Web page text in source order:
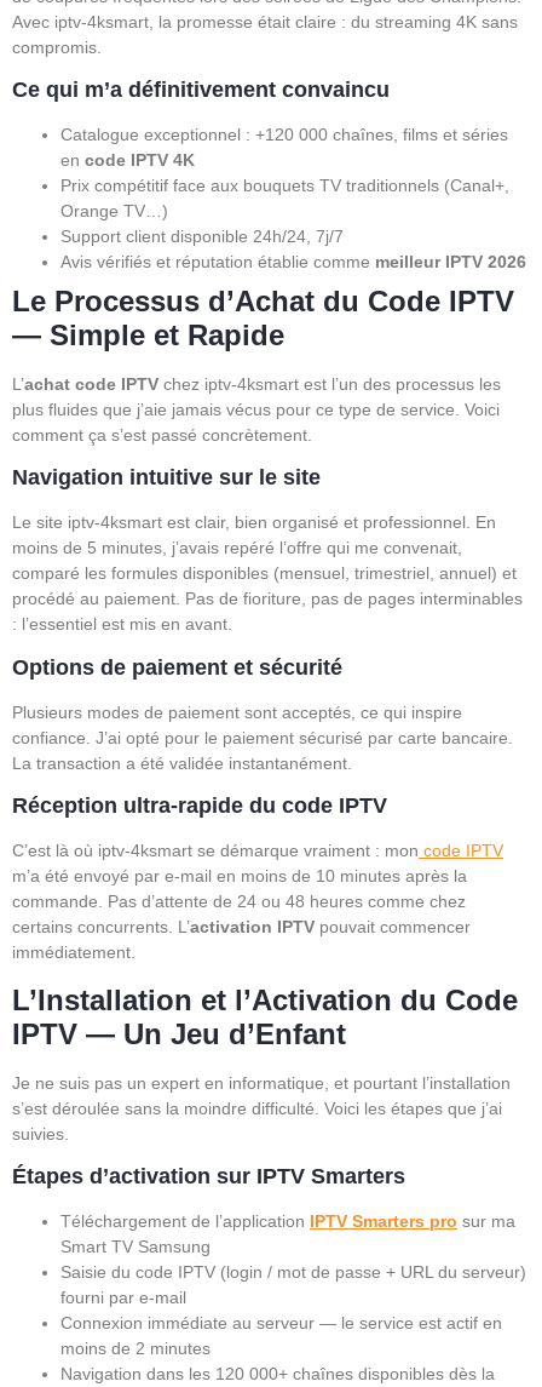
Avec iptv-4ksmart, la promesse était claire : du streaming 4K sans
compromis.
Ce qui m’a définitivement convaincu
Catalogue exceptionnel : +120 000 chaînes, films et séries
en code IPTV 4K
Prix compétitif face aux bouquets TV traditionnels (Canal+,
Orange TV…)
Support client disponible 24h/24, 7j/7
Avis vérifiés et réputation établie comme meilleur IPTV 2026
Le Processus d’Achat du Code IPTV
— Simple et Rapide
L’achat code IPTV chez iptv-4ksmart est l’un des processus les
plus fluides que j’aie jamais vécus pour ce type de service. Voici
comment ça s’est passé concrètement.
Navigation intuitive sur le site
Le site iptv-4ksmart est clair, bien organisé et professionnel. En
moins de 5 minutes, j’avais repéré l’offre qui me convenait,
comparé les formules disponibles (mensuel, trimestriel, annuel) et
procédé au paiement. Pas de fioriture, pas de pages interminables
: l’essentiel est mis en avant.
Options de paiement et sécurité
Plusieurs modes de paiement sont acceptés, ce qui inspire
confiance. J’ai opté pour le paiement sécurisé par carte bancaire.
La transaction a été validée instantanément.
Réception ultra-rapide du code IPTV
C’est là où iptv-4ksmart se démarque vraiment : mon code IPTV
m’a été envoyé par e-mail en moins de 10 minutes après la
commande. Pas d’attente de 24 ou 48 heures comme chez
certains concurrents. L’activation IPTV pouvait commencer
immédiatement.
L’Installation et l’Activation du Code
IPTV — Un Jeu d’Enfant
Je ne suis pas un expert en informatique, et pourtant l’installation
s’est déroulée sans la moindre difficulté. Voici les étapes que j’ai
suivies.
Étapes d’activation sur IPTV Smarters
Téléchargement de l’application IPTV Smarters pro sur ma
Smart TV Samsung
Saisie du code IPTV (login / mot de passe + URL du serveur)
fourni par e-mail
Connexion immédiate au serveur — le service est actif en
moins de 2 minutes
Navigation dans les 120 000+ chaînes disponibles dès la